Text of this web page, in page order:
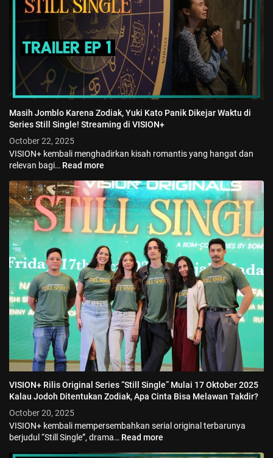
Masih Jomblo Karena Zodiak, Yuki Kato Panik Dikejar Waktu di
Series Still Single! Streaming di VISION+
October 22, 2025
VISION+ kembali menghadirkan kisah romantis yang hangat dan
relevan bagi… Read more
VISION+ Rilis Original Series “Still Single” Mulai 17 Oktober 2025
Kalau Jodoh Ditentukan Zodiak, Apa Cinta Bisa Melawan Takdir?
October 20, 2025
VISION+ kembali mempersembahkan serial original terbarunya
berjudul “Still Single”, drama… Read more